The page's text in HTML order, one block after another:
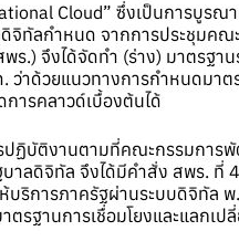
Cloud” ซึ่งเป็นการบูรณ
จิทัลกำหนด จากการประชุม
จึงได้จัดทำ (ร่าง) มาตรฐา
ว่าด้วยแนวทางการกำหนดมา
ารคลาวด์เบื้องต้นได้
ฏิบัติงานตามที่คณะกรรมการ
ลดิจิทัล จึงได้มีคำสั่ง สพร. ที่
ริการภาครัฐผ่านระบบดิจิทัล
รฐานการเชื่อมโยงและแลกเป